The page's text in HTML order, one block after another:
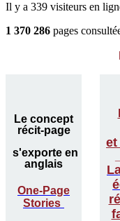
Il y a 339 visiteurs en
1 370 286 pages
Le concept
récit-page
s'exporte en
anglais
One-Page
Stories
et